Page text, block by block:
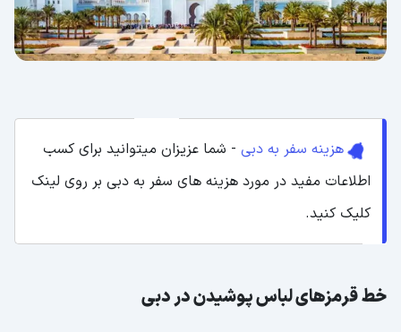
هزینه سفر به دبی - شما عزیزان میتوانید برای کسب
اطلاعات مفید در مورد هزینه های سفر به دبی بر روی لینک
کلیک کنید.
خط قرمزهای لباس پوشیدن در دبی